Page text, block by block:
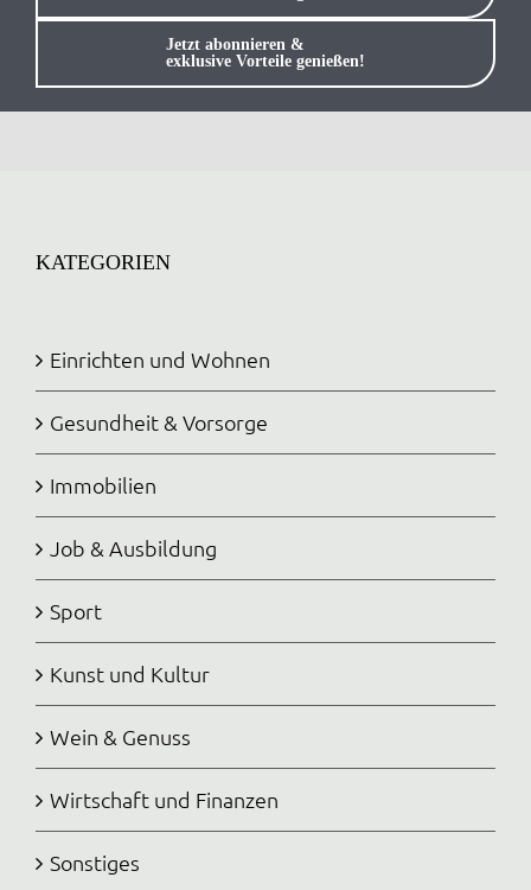
Anmelden / Registrieren
Jetzt abonnieren &
exklusive Vorteile genießen!
KATEGORIEN
Einrichten und Wohnen
Gesundheit & Vorsorge
Immobilien
Job & Ausbildung
Sport
Kunst und Kultur
Wein & Genuss
Wirtschaft und Finanzen
Sonstiges